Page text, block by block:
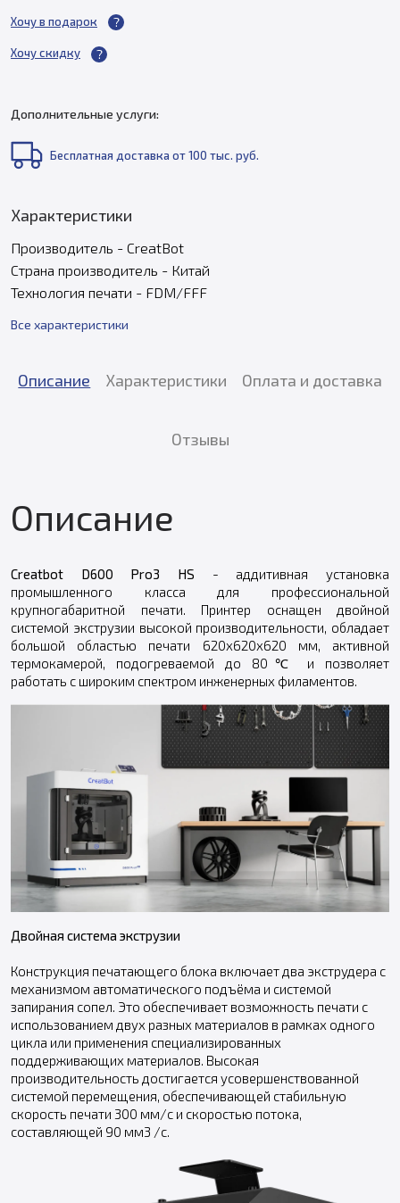
Хочу в подарок
Хочу скидку
Дополнительные услуги:
Бесплатная доставка от 100 тыс. руб.
Характеристики
Производитель - CreatBot
Страна производитель - Китай
Технология печати - FDM/FFF
Все характеристики
Описание Характеристики Оплата и доставка
Отзывы
Описание
Creatbot D600 Pro3 HS - аддитивная установка
промышленного класса для профессиональной
крупногабаритной печати. Принтер оснащен двойной
системой экструзии высокой производительности, обладает
большой областью печати 620x620x620 мм, активной
термокамерой, подогреваемой до 80℃ и позволяет
работать с широким спектром инженерных филаментов.
Двойная система экструзии
Конструкция печатающего блока включает два экструдера с
механизмом автоматического подъёма и системой
запирания сопел. Это обеспечивает возможность печати с
использованием двух разных материалов в рамках одного
цикла или применения специализированных
поддерживающих материалов. Высокая
производительность достигается усовершенствованной
системой перемещения, обеспечивающей стабильную
скорость печати 300 мм/с и скоростью потока,
составляющей 90 мм3 /с.